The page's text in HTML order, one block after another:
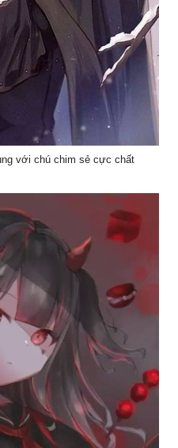
với chú chim sẻ cực chất